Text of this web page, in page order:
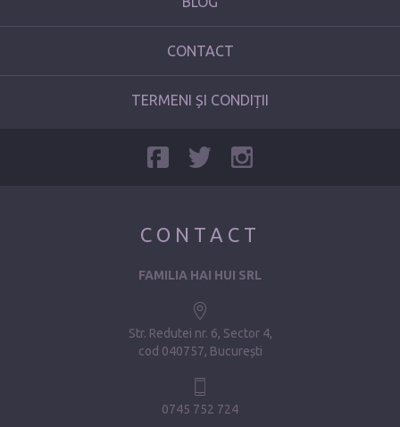
CONTACT
TERMENI ȘI CONDIȚII
CONTACT
FAMILIA HAI HUI SRL
Str. Redutei nr. 6, Sector 4
cod 040757, București
0745 752 724